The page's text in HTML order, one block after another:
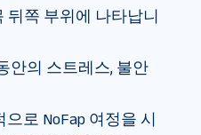
뒤쪽 부위에 나타납니
안의 스트레스, 불안
로 NoFap 여정을 시